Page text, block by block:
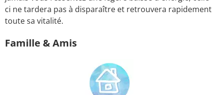
ci ne tardera pas à disparaître et retrouvera rapidement
toute sa vitalité.
Famille & Amis